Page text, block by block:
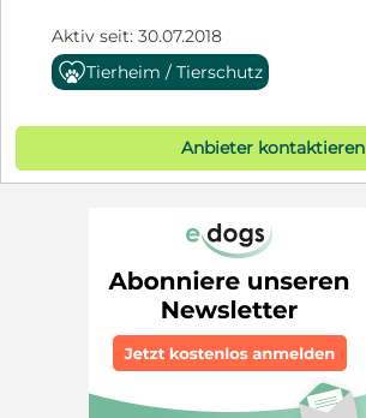
Aktiv seit: 30.07.2018
Tierheim / Tierschutz
Anbieter kontaktieren